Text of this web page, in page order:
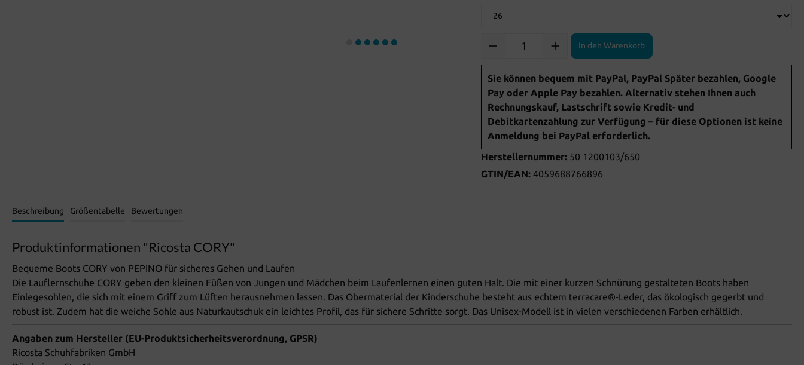
In den Warenkorb
Sie können bequem mit PayPal, PayPal Später bezahlen, Google
Pay oder Apple Pay bezahlen. Alternativ stehen Ihnen auch
Rechnungskauf, Lastschrift sowie Kredit- und
Debitkartenzahlung zur Verfügung – für diese Optionen ist keine
Anmeldung bei PayPal erforderlich.
Herstellernummer: 50 1200103/650
GTIN/EAN: 4059688766896
Beschreibung Größentabelle Bewertungen
Produktinformationen "Ricosta CORY"
Bequeme Boots CORY von PEPINO für sicheres Gehen und Laufen
Die Lauflernschuhe CORY geben den kleinen Füßen von Jungen und Mädchen beim Laufenlernen einen guten Halt. Die mit einer kurzen Schnürung gestalteten Boots haben
Einlegesohlen, die sich mit einem Griff zum Lüften herausnehmen lassen. Das Obermaterial der Kinderschuhe besteht aus echtem terracare®-Leder, das ökologisch gegerbt und
robust ist. Zudem hat die weiche Sohle aus Naturkautschuk ein leichtes Profil, das für sichere Schritte sorgt. Das Unisex-Modell ist in vielen verschiedenen Farben erhältlich.
Angaben zum Hersteller (EU-Produktsicherheitsverordnung, GPSR)
Ricosta Schuhfabriken GmbH